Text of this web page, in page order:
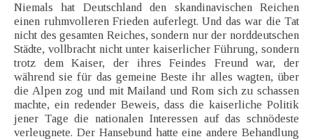
Niemals hat Deutschland den skandinavischen Reichen
einen ruhmvolleren Frieden auferlegt. Und das war die Tat
nicht des gesamten Reiches, sondern nur der norddeutschen
Städte, vollbracht nicht unter kaiserlicher Führung, sondern
trotz dem Kaiser, der ihres Feindes Freund war, der
während sie für das gemeine Beste ihr alles wagten, über
die Alpen zog und mit Mailand und Rom sich zu schassen
machte, ein redender Beweis, dass die kaiserliche Politik
jener Tage die nationalen Interessen auf das schnödeste
verleugnete. Der Hansebund hatte eine andere Behandlung